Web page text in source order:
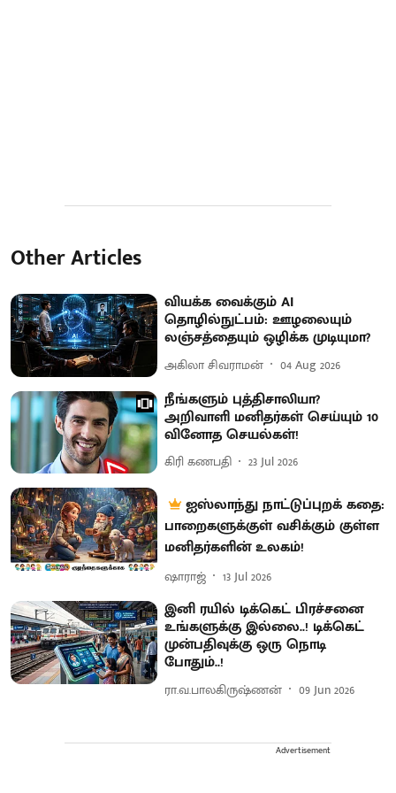
Other Articles
வியக்க வைக்கும் AI
தொழில்நுட்பம்: ஊழலையும்
லஞ்சத்தையும் ஒழிக்க முடியுமா?
அகிலா சிவராமன் 04 Aug 2026
நீங்களும் புத்திசாலியா?
அறிவாளி மனிதர்கள் செய்யும் 10
வினோத செயல்கள்!
கிரி கணபதி 23 Jul 2026
ஐஸ்லாந்து நாட்டுப்புறக் கதை:
பாறைகளுக்குள் வசிக்கும் குள்ள
மனிதர்களின் உலகம்!
ஷாராஜ் 13 Jul 2026
இனி ரயில் டிக்கெட் பிரச்சனை
உங்களுக்கு இல்லை..! டிக்கெட்
முன்பதிவுக்கு ஒரு நொடி
போதும்..!
ரா.வ.பாலகிருஷ்ணன் 09 Jun 2026
Advertisement